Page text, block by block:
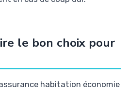
le bon choix pour
habitation économie